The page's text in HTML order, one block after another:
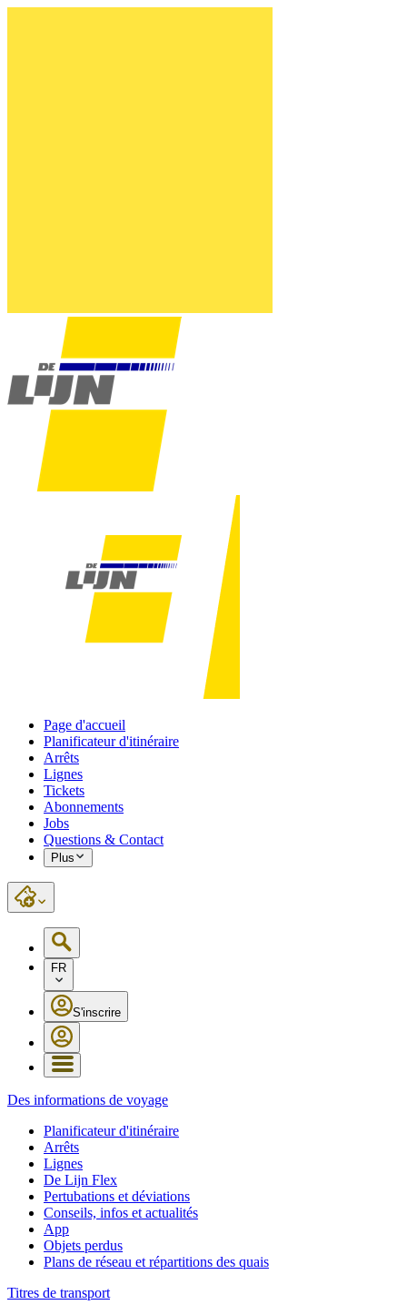
Page d'accueil
Planificateur d'itinéraire
Arrêts
Lignes
Tickets
Abonnements
Jobs
Questions & Contact
Plus
FR
S'inscrire
Des informations de voyage
Planificateur d'itinéraire
Arrêts
Lignes
De Lijn Flex
Pertubations et déviations
Conseils, infos et actualités
App
Objets perdus
Plans de réseau et répartitions des quais
Titres de transport